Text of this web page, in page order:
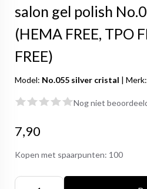
salon gel polish
(HEMA FREE, TPO
FREE)
Model: No.055 silver cristal | Merk:
Nog niet
7,90
Kopen met spaarpunten: 100